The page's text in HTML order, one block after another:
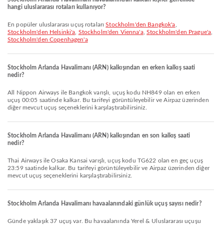
hangi uluslararası rotaları kullanıyor?
En popüler uluslararası uçuş rotalarıStockholm'den Bangkok'a
Stockholm'den Helsinki'a Stockholm'den Vienna'a,Stockholm'den Prague'a
Stockholm'den Copenhagen'a
Stockholm Arlanda Havalimanı (ARN) kalkışından en erken kalkış saati
nedir?
All Nippon Airways ile Bangkok varışlı, uçuş kodu NH849 olan en erken
uçuş 00:05 saatinde kalkar. Bu tarifeyi görüntüleyebilir ve Airpaz üzerinden
diğer mevcut uçuş seçeneklerini karşılaştırabilirsiniz.
Stockholm Arlanda Havalimanı (ARN) kalkışından en son kalkış saati
nedir?
Thai Airways ile Osaka Kansai varışlı, uçuş kodu TG622 olan en geç uçuş
23:59 saatinde kalkar. Bu tarifeyi görüntüleyebilir ve Airpaz üzerinden diğer
mevcut uçuş seçeneklerini karşılaştırabilirsiniz.
Stockholm Arlanda Havalimanı havaalanındaki günlük uçuş sayısı nedir?
Günde yaklaşık 37 uçuş var. Bu havaalanında Yerel & Uluslararası uçuşu